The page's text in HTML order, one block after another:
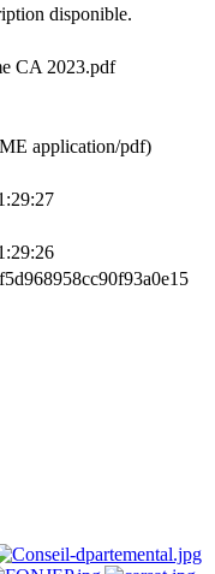
disponible.
CA 2023.pdf
application/pdf)